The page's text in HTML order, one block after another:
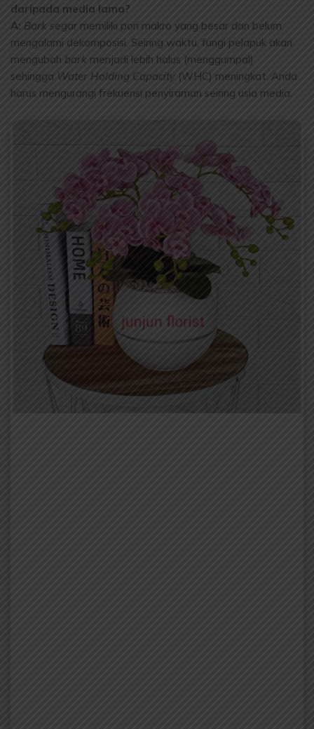
daripada media lama?
A: Bark segar memiliki pori makro yang besar dan belum
mengalami dekomposisi. Seiring waktu, fungi pelapuk akan
mengubah bark menjadi lebih halus (menggumpal)
sehingga Water Holding Capacity (WHC) meningkat. Anda
harus mengurangi frekuensi penyiraman seiring usia media.